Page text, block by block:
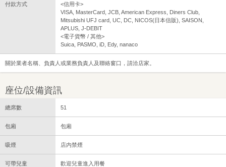
付款方式
<信用卡>
VISA, MasterCard, JCB, American Express, Diners Club,
Mitsubishi UFJ card, UC, DC, NICOS(日本信販), SAISON,
APLUS, J-DEBIT
<電子貨幣 / 其他>
Suica, PASMO, iD, Edy, nanaco
關於業者名稱、負責人或業務負責人及聯絡窗口，請洽店家。
座位/設備資訊
總席數 51
包廂 包廂
吸煙 店内禁煙
可帶兒童
歡迎兒童進入用餐